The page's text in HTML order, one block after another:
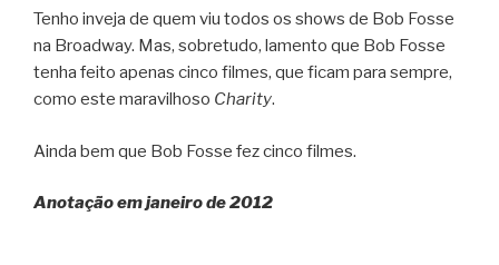
Tenho inveja de quem viu todos os shows de Bob Fosse
na Broadway. Mas, sobretudo, lamento que Bob Fosse
tenha feito apenas cinco filmes, que ficam para sempre,
como este maravilhoso Charity.
Ainda bem que Bob Fosse fez cinco filmes.
Anotação em janeiro de 2012